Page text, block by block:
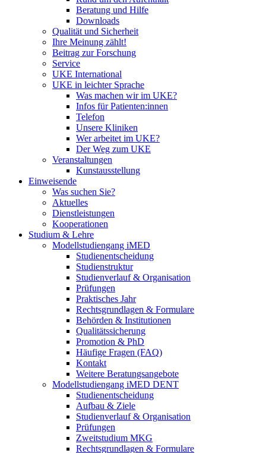
Beratung und Hilfe
Downloads
Qualität und Sicherheit
Ihre Meinung zählt!
Beitrag zur Forschung
Service
UKE International
UKE in leichter Sprache
Was machen wir im UKE?
Infos für Patienten:innen
Telefon
Unsere Kliniken
Wer arbeitet im UKE?
Der Weg zum UKE
Veranstaltungen
Kunstausstellung
Einweisende
Was suchen Sie?
Aktuelles
Dienstleistungen
Kooperationen
Studium & Lehre
Modellstudiengang iMED
Studienentscheidung
Studienstruktur
Studienverlauf & Organisation
Prüfungen
Praktisches Jahr
Rechtsgrundlagen & Formulare
Behörden & Institutionen
Qualitätssicherung
Promotion & PhD
Häufige Fragen (FAQ)
Kontakt
Weitere Beratungsangebote
Modellstudiengang iMED DENT
Studienentscheidung
Aufbau & Ziele
Studienverlauf & Organisation
Prüfungen
Zweitstudium MKG
Rechtsgrundlagen & Formulare